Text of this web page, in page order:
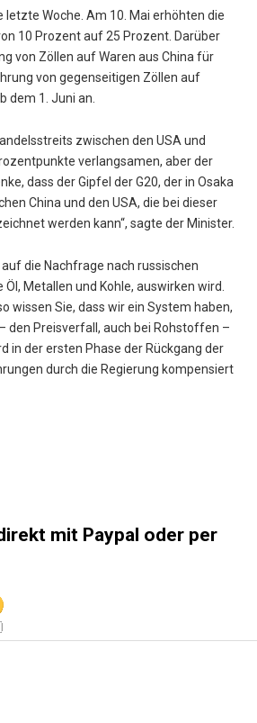
letzte Woche. Am 10. Mai erhöhten die
10 Prozent auf 25 Prozent. Darüber
von Zöllen auf Waren aus China für
von gegenseitigen Zöllen auf
dem 1. Juni an.
zwischen den USA und
verlangsamen, aber der
dass der Gipfel der G20, der in Osaka
China und den USA, die bei dieser
werden kann“, sagte der Minister.
die Nachfrage nach russischen
Metallen und Kohle, auswirken wird.
wissen Sie, dass wir ein System haben,
den Preisverfall, auch bei Rohstoffen –
in der ersten Phase der Rückgang der
durch die Regierung kompensiert
mit Paypal oder per